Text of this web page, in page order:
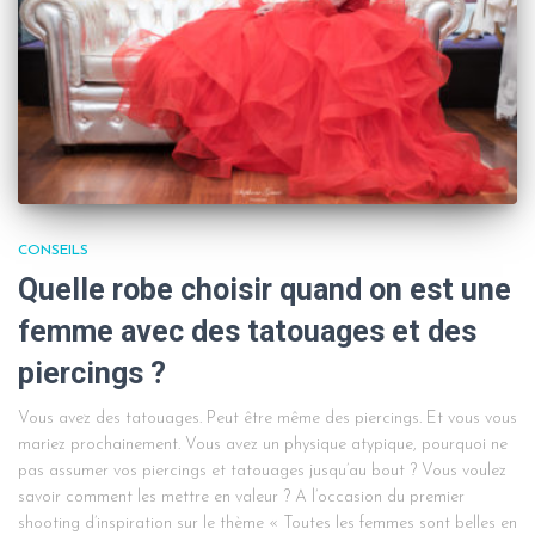
CONSEILS
Quelle robe choisir quand on est une
femme avec des tatouages et des
piercings ?
Vous avez des tatouages. Peut être même des piercings. Et vous vous
mariez prochainement. Vous avez un physique atypique, pourquoi ne
pas assumer vos piercings et tatouages jusqu’au bout ? Vous voulez
savoir comment les mettre en valeur ? A l’occasion du premier
shooting d’inspiration sur le thème « Toutes les femmes sont belles en